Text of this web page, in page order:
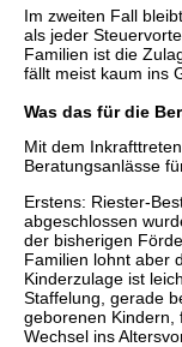
Im zweiten Fall
als jeder
Familien ist die
fällt meist kaum ins
Was das für die
Mit dem
Beratungsanlässe
Erstens: Riester-
abgeschlossen
der bisherigen
Familien lohnt aber
Kinderzulage ist
Staffelung, gerade
geborenen Kindern,
Wechsel ins